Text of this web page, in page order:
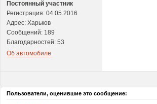
Постоянный участник
Регистрация: 04.05.2016
Адрес: Харьков
Сообщений: 189
Благодарностей: 53
Об автомобиле
Пользователи, оценившие это сообщение: